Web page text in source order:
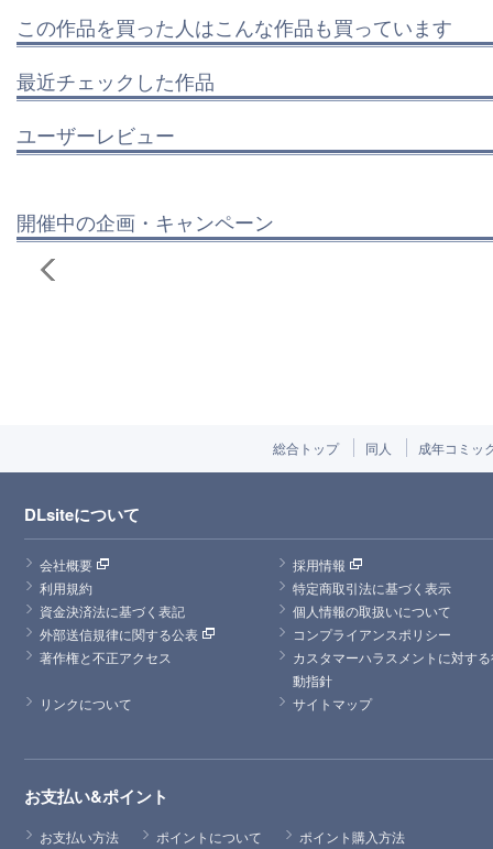
この作品を買った人はこんな作品も買っています
最近チェックした作品
ユーザーレビュー
開催中の企画・キャンペーン
総合トップ 同人 成年コミッ
DLsiteについて
会社概要
採用情報
利用規約
特定商取引法に基づく表示
資金決済法に基づく表記
個人情報の取扱いについて
外部送信規律に関する公表
コンプライアンスポリシー
著作権と不正アクセス
カスタマーハラスメントに対す
動指針
リンクについて
サイトマップ
お支払い&ポイント
お支払い方法 ポイントについて ポイント購入方法